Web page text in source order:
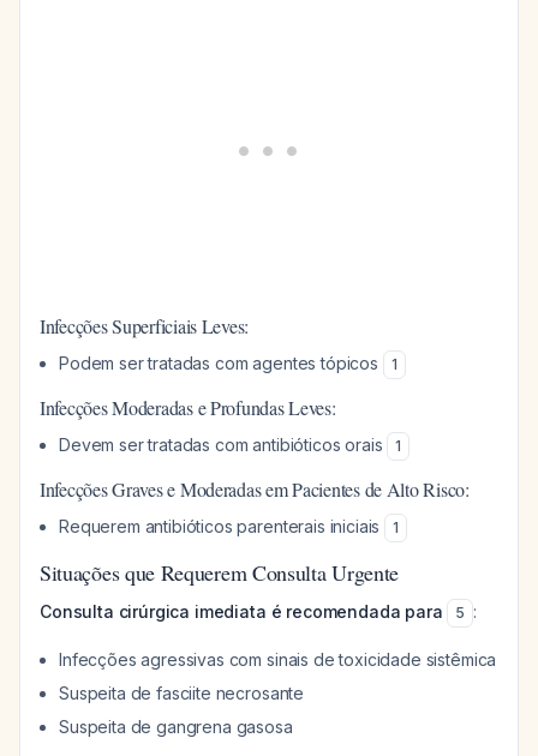
Infecções Superficiais Leves:
Podem ser tratadas com agentes tópicos 1
Infecções Moderadas e Profundas Leves:
Devem ser tratadas com antibióticos orais 1
Infecções Graves e Moderadas em Pacientes de Alto Risco:
Requerem antibióticos parenterais iniciais 1
Situações que Requerem Consulta Urgente
Consulta cirúrgica imediata é recomendada para 5 :
Infecções agressivas com sinais de toxicidade sistêmica
Suspeita de fasciite necrosante
Suspeita de gangrena gasosa